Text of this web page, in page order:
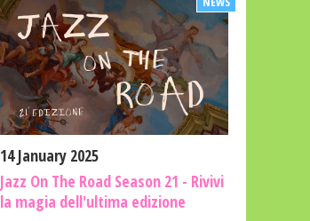
14 January 2025
Jazz On The Road Season 21 - Rivivi
la magia dell'ultima edizione